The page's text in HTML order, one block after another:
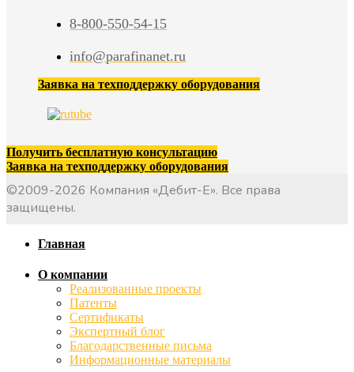
8-800-550-54-15
info@parafinanet.ru
Заявка на техподдержку оборудования
Получить бесплатную консультацию
Заявка на техподдержку оборудования
©2009-2026 Компания «Дебит-Е». Все права
защищены.
Главная
О компании
Реализованные проекты
Патенты
Сертификаты
Экспертный блог
Благодарственные письма
Информационные материалы